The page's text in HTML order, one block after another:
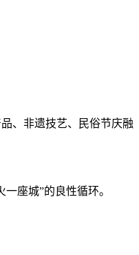
、非遗技艺、民俗节庆融
座城”的良性循环。